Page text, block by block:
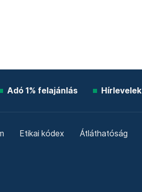
Adó 1% felajánlás Hírlevelek
Etikai kódex Átláthatóság